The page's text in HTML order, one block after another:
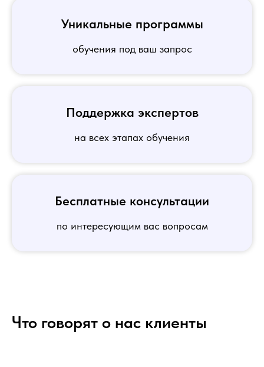
Уникальные программы
обучения под ваш запрос
Поддержка экспертов
на всех этапах обучения
Бесплатные консультации
по интересующим вас вопросам
Что говорят о нас клиенты